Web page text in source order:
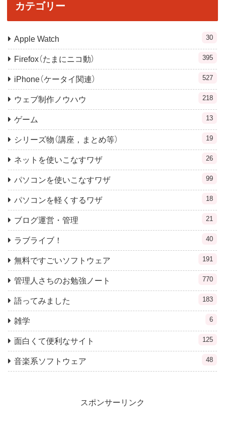
カテゴリー
Apple Watch 30
Firefox（たまにニコ動） 395
iPhone（ケータイ関連） 527
ウェブ制作ノウハウ 218
ゲーム 13
シリーズ物（講座，まとめ等） 19
ネットを使いこなすワザ 26
パソコンを使いこなすワザ 99
パソコンを軽くするワザ 18
ブログ運営・管理 21
ラブライブ！ 40
無料ですごいソフトウェア 191
管理人さちのお勉強ノート 770
語ってみました 183
雑学 6
面白くて便利なサイト 125
音楽系ソフトウェア 48
スポンサーリンク